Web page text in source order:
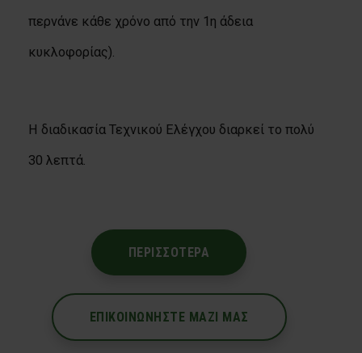
περνάνε κάθε χρόνο από την 1η άδεια
κυκλοφορίας).
Η διαδικασία Τεχνικού Ελέγχου διαρκεί το πολύ
30 λεπτά.
ΠΕΡΙΣΣΟΤΕΡΑ
ΕΠΙΚΟΙΝΩΝΗΣΤΕ ΜΑΖΙ ΜΑΣ